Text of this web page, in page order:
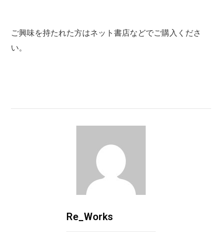
ご興味を持たれた方はネット書店などでご購入くださ
い。
Re_Works